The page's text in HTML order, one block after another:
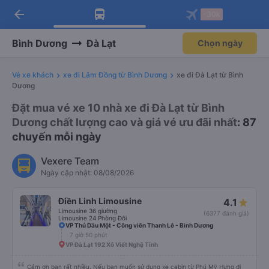
Tải app Vexere ngay!
Nhận ưu đãi thành viên độc
Mở app
Tải app Vexere
-30k/ghế khi đặt vé máy bay qua
Mở app
arrow_back
Bình Dương Đà Lạt Chọn ngày
Vé xe khách xe đi Lâm Đồng từ Bình Dương
xe đi Đà Lạt từ Bình
Dương
Đặt mua vé xe 10 nhà xe đi Đà Lạt từ Bình
Dương chất lượng cao và giá vé ưu đãi nhất: 87
chuyến mỗi ngày
Vexere Team
Ngày cập nhật: 08/08/2026
Điền Linh Limousine
Limousine 36 giường
Limousine 24 Phòng Đôi
4.1
(6377 đánh giá)
VP Thủ Dầu Một - Công viên Thanh Lễ - Bình Dương
7 giờ 50 phút
VP Đà Lạt 192 Xô Viết Nghệ Tỉnh
Cảm ơn bạn rất nhiều. Nếu bạn muốn sử dụng xe cabin từ Phú Mỹ Hưng đi